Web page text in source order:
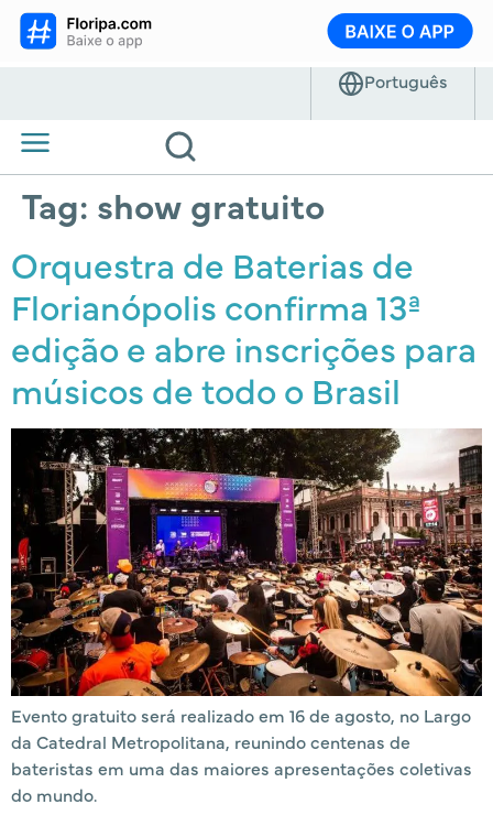
Tag: show gratuito
Orquestra de Baterias de
Florianópolis confirma 13ª
edição e abre inscrições para
músicos de todo o Brasil
Evento gratuito será realizado em 16 de agosto, no Largo
da Catedral Metropolitana, reunindo centenas de
bateristas em uma das maiores apresentações coletivas
do mundo.